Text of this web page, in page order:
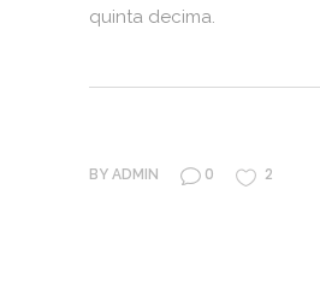
quinta decima.
BY ADMIN 0 2